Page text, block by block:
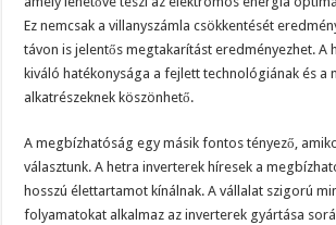
Ez nemcsak a villanyszámla csökkentését
távon is jelentős megtakarítást eredményezhet. A
kiváló hatékonysága a fejlett technológiának és a
alkatrészeknek köszönhető.
A megbízhatóság egy másik fontos tényező,
választunk. A hetra inverterek híresek a
hosszú élettartamot kínálnak. A vállalat szigorú
folyamatokat alkalmaz az inverterek gyártása